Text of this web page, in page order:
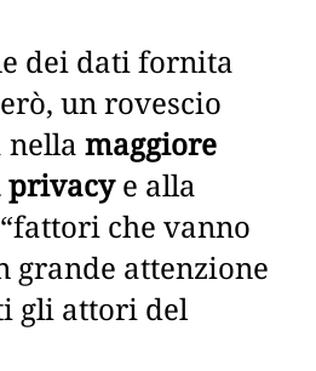
dei dati fornita
un rovescio
nella maggiore
privacye alla
che vanno
grande attenzione
gli attori del